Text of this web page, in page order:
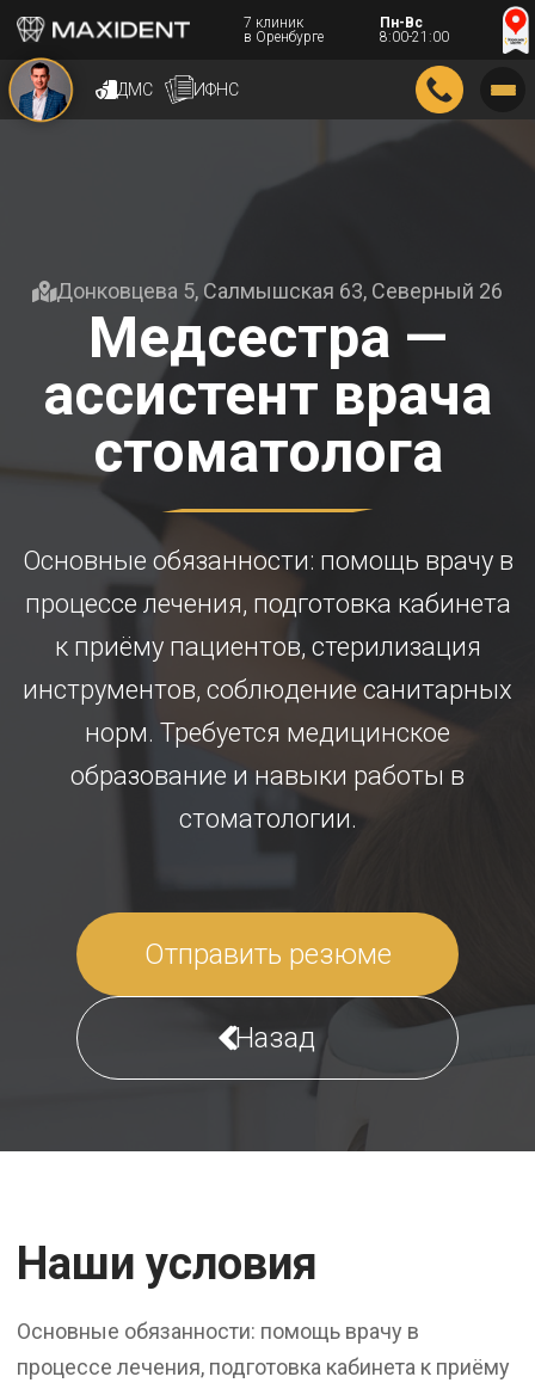
7 клиник
в Оренбурге
Пн-Вс
8:00-21:00
ИФНС
ДМС
Донковцева 5, Салмышская 63, Северный 26
Медсестра —
ассистент врача
стоматолога
Основные обязанности: помощь врачу в
процессе лечения, подготовка кабинета
к приёму пациентов, стерилизация
инструментов, соблюдение санитарных
норм. Требуется медицинское
образование и навыки работы в
стоматологии.
Отправить резюме
Назад
Наши условия
Основные обязанности: помощь врачу в
процессе лечения, подготовка кабинета к приёму